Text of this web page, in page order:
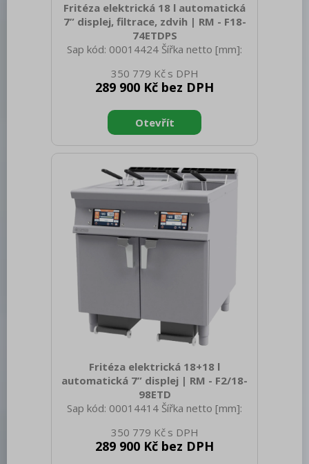
Fritéza elektrická 18 l automatická
7” displej, filtrace, zdvih | RM - F18-
74ETDPS
Sap kód: 00014424 Šířka netto [mm]:
netto [mm]: 900 Hmotnost netto [kg]:
75.00 Šířka brutto [mm]: 430 Hloubka
1110 Hmotnost brutto [kg]: 83.00 Typ
spotřebiče: Elektrické zařízení
Konstruční typ zařízení: S podestavbou
400 V / 3N - 50 Hz Stupeň krytí
ovládacích prvků: IPX5 Vnější barva
zařízení: Nerezové Materiál: AISI 304
Typ vrchní desky: Prolisovaná - kom
350 779 Kč
289 900 Kč bez DPH
Fritéza elektrická 18+18 l
automatická 7” displej | RM - F2/18-
98ETD
Sap kód: 00014414 Šířka netto [mm]:
netto [mm]: 900 Hmotnost netto [kg]:
104.00 Šířka brutto [mm]: 200 Hloubka
350 779 Kč
289 900 Kč bez DPH